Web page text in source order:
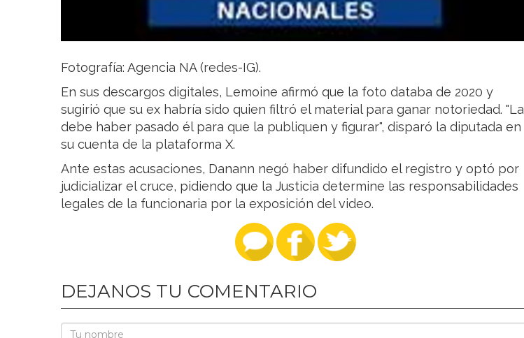
Fotografía: Agencia NA (redes-IG).
En sus descargos digitales, Lemoine afirmó que la foto databa de 2020 y
sugirió que su ex habría sido quien filtró el material para ganar notoriedad. "La
debe haber pasado él para que la publiquen y figurar", disparó la diputada en
su cuenta de la plataforma X.
Ante estas acusaciones, Danann negó haber difundido el registro y optó por
judicializar el cruce, pidiendo que la Justicia determine las responsabilidades
legales de la funcionaria por la exposición del video.
DEJANOS TU COMENTARIO